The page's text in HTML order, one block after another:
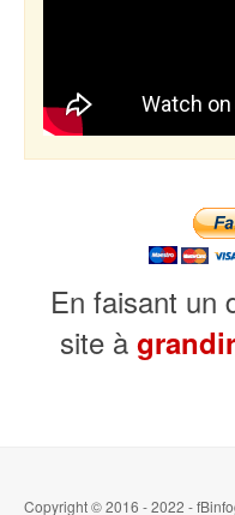
En faisant un
site à
Copyright © 2016 - 2022 -